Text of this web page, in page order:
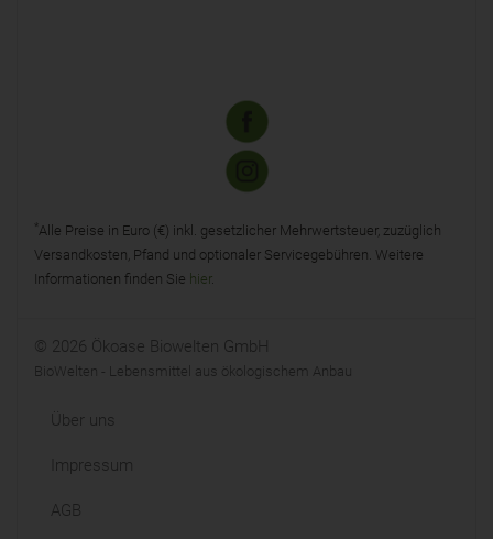
*Alle Preise in Euro (€) inkl. gesetzlicher Mehrwertsteuer, zuzüglich
Versandkosten, Pfand und optionaler Servicegebühren. Weitere
Informationen finden Sie hier.
© 2026 Ökoase Biowelten GmbH
BioWelten - Lebensmittel aus ökologischem Anbau
Über uns
Impressum
AGB